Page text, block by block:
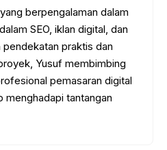
yang berpengalaman dalam
SEO, iklan digital, dan
praktis dan
Yusuf membimbing
pemasaran digital
menghadapi tantangan